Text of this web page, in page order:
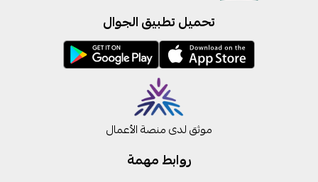
روابط مهمة
تحميل تطبيق الجوال
موثق لدى منصة الأعمال